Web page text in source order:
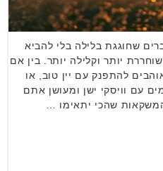
שחוגגת בלילה בלי להביא
יותר וקלילה יותר. בין אם
להתפנק עם יין טוב, או
עם וויסקי ישן ומעושן אתם
שהכי יתאימו …